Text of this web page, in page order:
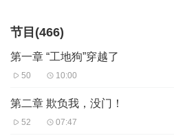
杨梦荻，人要脸树要皮，她就那么
腿……臣妾冤枉，是棍子自己动的
妃，你这又是做什么？”冷傲的皇帝服
样。 杨梦荻穿着改良的吊带裙，
您日理万机，我特意熬了药膳给您
节目(466)
第一章 “工地狗”穿越了
50 10:00
第二章 欺负我，没门！
52 07:47